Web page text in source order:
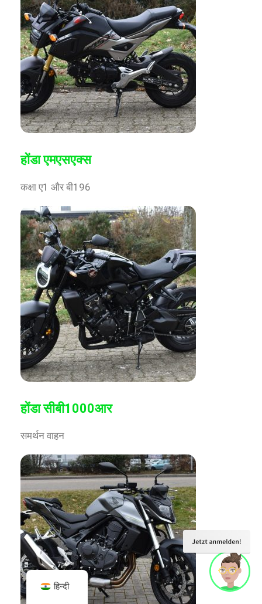
होंडा एमएसएक्स
कक्षा ए1 और बी196
होंडा सीबी1000आर
समर्थन वाहन
हिन्दी